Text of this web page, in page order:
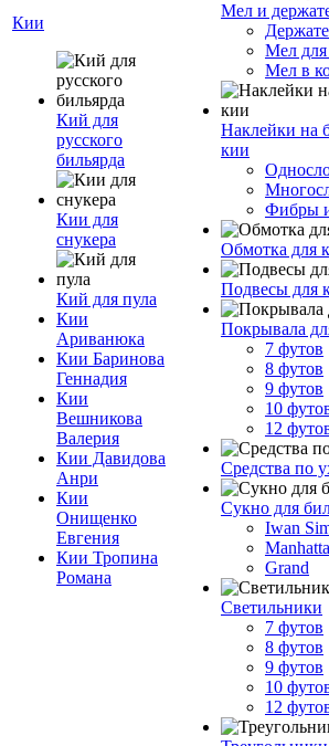
Кии
Кий для
русского
бильярда
Кии для
снукера
Кий для пула
Кии
Ариванюка
Кии Баринова
Геннадия
Кии
Вешникова
Валерия
Кии Давидова
Анри
Кии
Онищенко
Евгения
Кии Тропина
Романа
Мел и
Мел для
Мел в
Наклейки на
кии
Фибры
Обмотка для
Подвесы для
Покрывала
7 футов
8 футов
9 футов
10
12
Средства по
Сукно для
Iwan
Grand
Светильники
7 футов
8 футов
9 футов
10
12